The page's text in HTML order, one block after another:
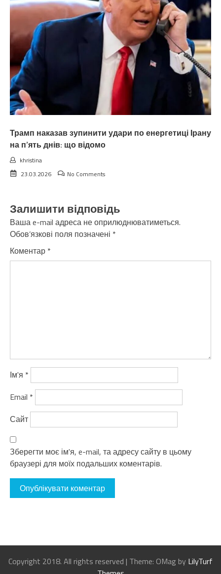
Трамп наказав зупинити удари по енергетиці Ірану
на п’ять днів: що відомо
khristina
23.03.2026
No Comments
Залишити відповідь
Ваша e-mail адреса не оприлюднюватиметься.
Обов’язкові поля позначені *
Коментар *
Ім'я *
Email *
Сайт
Зберегти моє ім'я, e-mail, та адресу сайту в цьому
браузері для моїх подальших коментарів.
Copyright 2018. All rights reserved | Theme: OMag by LilyTurf